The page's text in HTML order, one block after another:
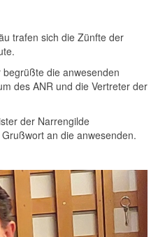
trafen sich die Zünfte der
die anwesenden
des ANR und die Vertreter der
der Narrengilde
an die anwesenden.